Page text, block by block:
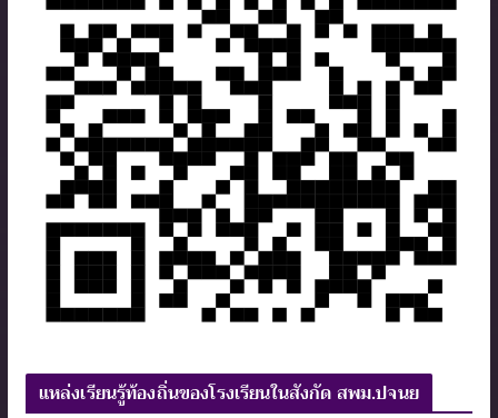
แหล่งเรียนรู้ท้องถิ่นของโรงเรียนในสังกัด สพม.ปจนย